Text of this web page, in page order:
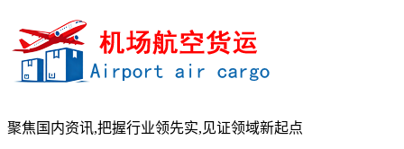
聚焦国内资讯,把握行业领先实,见证领域新起点